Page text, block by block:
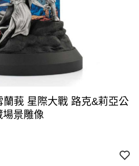
蘭莪 星際大戰 路克&莉亞公
場景雕像